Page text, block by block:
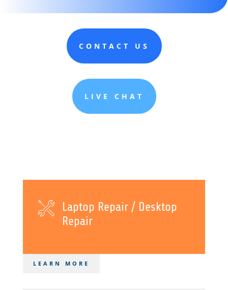
CONTACT US
LIVE CHAT
Laptop Repair / Desktop
Repair
LEARN MORE